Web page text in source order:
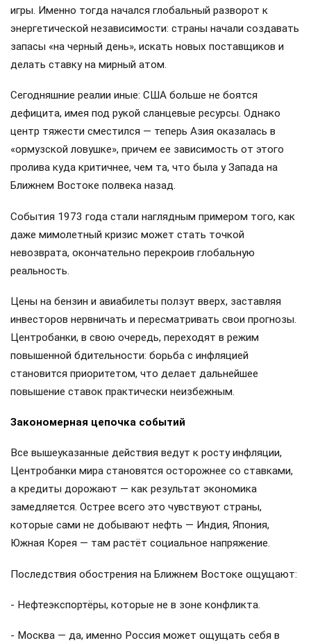
игры. Именно тогда начался глобальный разворот к
энергетической независимости: страны начали создавать
запасы «на черный день», искать новых поставщиков и
делать ставку на мирный атом.
Сегодняшние реалии иные: США больше не боятся
дефицита, имея под рукой сланцевые ресурсы. Однако
центр тяжести сместился — теперь Азия оказалась в
«ормузской ловушке», причем ее зависимость от этого
пролива куда критичнее, чем та, что была у Запада на
Ближнем Востоке полвека назад.
События 1973 года стали наглядным примером того, как
даже мимолетный кризис может стать точкой
невозврата, окончательно перекроив глобальную
реальность.
Цены на бензин и авиабилеты ползут вверх, заставляя
инвесторов нервничать и пересматривать свои прогнозы.
Центробанки, в свою очередь, переходят в режим
повышенной бдительности: борьба с инфляцией
становится приоритетом, что делает дальнейшее
повышение ставок практически неизбежным.
Закономерная цепочка событий
Все вышеуказанные действия ведут к росту инфляции,
Центробанки мира становятся осторожнее со ставками,
а кредиты дорожают — как результат экономика
замедляется. Острее всего это чувствуют страны,
которые сами не добывают нефть — Индия, Япония,
Южная Корея — там растёт социальное напряжение.
Последствия обострения на Ближнем Востоке ощущают:
- Нефтеэкспортёры, которые не в зоне конфликта.
- Москва — да, именно Россия может ощущать себя в